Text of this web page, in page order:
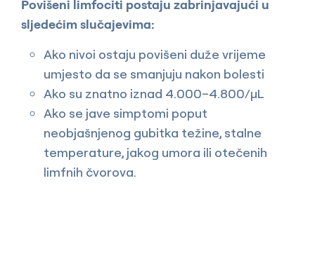
Povišeni limfociti postaju zabrinjavajući u
sljedećim slučajevima:
Ako nivoi ostaju povišeni duže vrijeme
umjesto da se smanjuju nakon bolesti
Ako su znatno iznad 4.000–4.800/µL
Ako se jave simptomi poput
neobjašnjenog gubitka težine, stalne
temperature, jakog umora ili otečenih
limfnih čvorova.